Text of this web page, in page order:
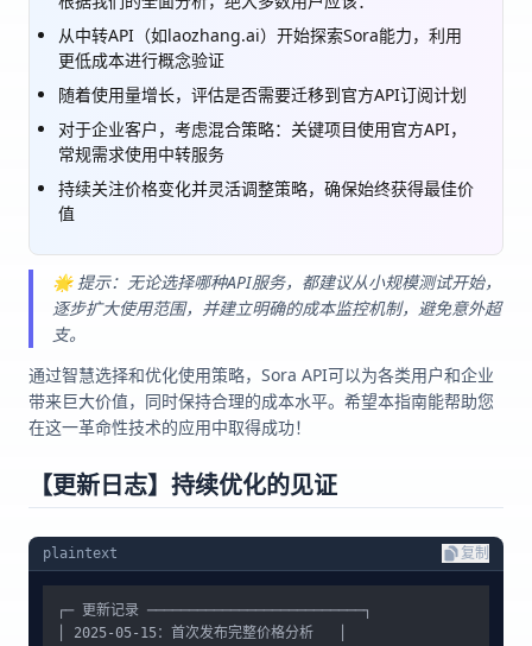
从中转API（如laozhang.ai）开始探索Sora能力，利用
更低成本进行概念验证
随着使用量增长，评估是否需要迁移到官方API订阅计划
对于企业客户，考虑混合策略：关键项目使用官方API，
常规需求使用中转服务
持续关注价格变化并灵活调整策略，确保始终获得最佳价
值
🌟 提示：无论选择哪种API服务，都建议从小规模测试开始，
逐步扩大使用范围，并建立明确的成本监控机制，避免意外超
支。
通过智慧选择和优化使用策略，Sora API可以为各类用户和企业
带来巨大价值，同时保持合理的成本水平。希望本指南能帮助您
在这一革命性技术的应用中取得成功！
【更新日志】持续优化的见证
plaintext 复制
┌─ 更新记录 ──────────────────────────┐
│ 2025-05-15：首次发布完整价格分析   │